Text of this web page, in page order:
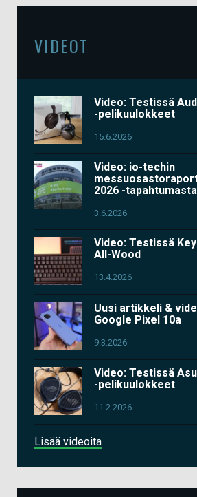
VIDEOT
Video: Testissä
-pelikuulokkeet
15.6.2026
Video: io-techin
2026 -tapahtumasta
3.6.2026
Video: Testissä
All-Wood
13.4.2026
Uusi artikkeli &
Google Pixel 10a
9.3.2026
Video: Testissä
-pelikuulokkeet
11.2.2026
Lisää videoita